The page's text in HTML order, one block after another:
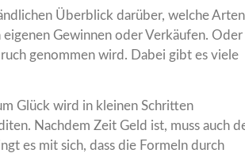
Überblick darüber, welche Arten
Gewinnen oder Verkäufen. Oder
genommen wird. Dabei gibt es viele
Glück wird in kleinen Schritten
Nachdem Zeit Geld ist, muss auch
es mit sich, dass die Formeln durch